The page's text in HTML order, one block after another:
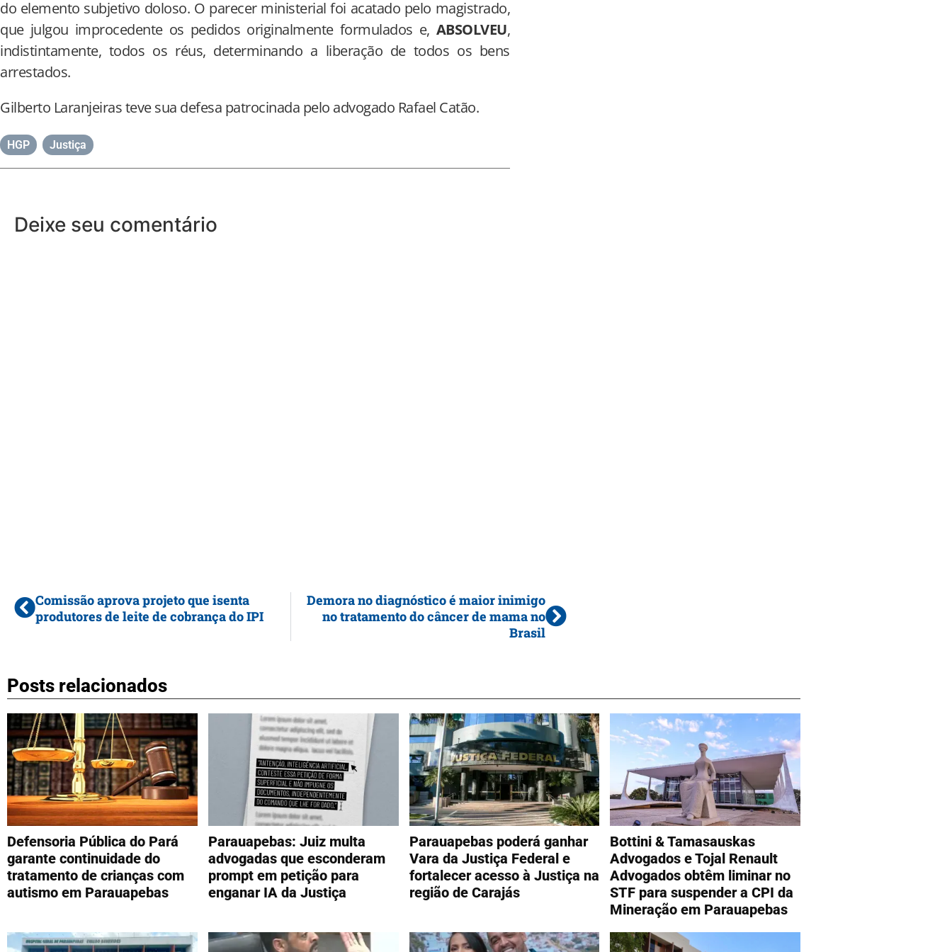
do elemento subjetivo doloso. O parecer ministerial foi acatado pelo magistrado,
que julgou improcedente os pedidos originalmente formulados e, ABSOLVEU,
indistintamente, todos os réus, determinando a liberação de todos os bens
arrestados.
Gilberto Laranjeiras teve sua defesa patrocinada pelo advogado Rafael Catão.
HGP Justiça
Deixe seu comentário
Comissão aprova projeto que isenta
produtores de leite de cobrança do IPI
Demora no diagnóstico é maior inimigo
no tratamento do câncer de mama no
Brasil
Posts relacionados
Defensoria Pública do Pará
garante continuidade do
tratamento de crianças com
autismo em Parauapebas
Parauapebas: Juiz multa
advogadas que esconderam
prompt em petição para
enganar IA da Justiça
Parauapebas poderá ganhar
Vara da Justiça Federal e
fortalecer acesso à Justiça na
região de Carajás
Bottini & Tamasauskas
Advogados e Tojal Renault
Advogados obtêm liminar no
STF para suspender a CPI da
Mineração em Parauapebas